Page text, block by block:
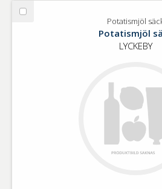
Välj
Potatismjöl
Potatismjöl
LYCKEBY